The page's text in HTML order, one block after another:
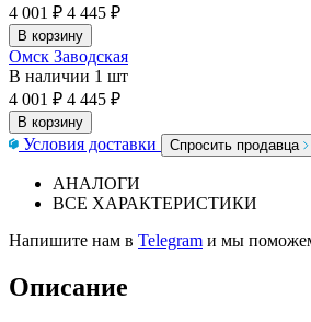
4 001 ₽ 4 445 ₽
В корзину
Омск Заводская
В наличии 1 шт
4 001 ₽ 4 445 ₽
В корзину
Условия доставки Спросить продавца
АНАЛОГИ
ВСЕ ХАРАКТЕРИСТИКИ
Напишите нам в Telegram и мы
Описание